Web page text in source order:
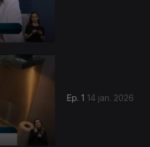
Ep. 1 14 jan. 2026